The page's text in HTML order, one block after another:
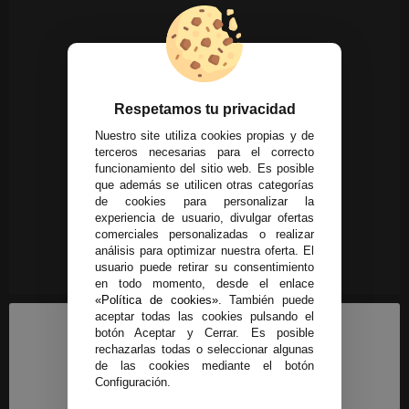
Respetamos tu privacidad
Nuestro site utiliza cookies propias y de
terceros necesarias para el correcto
funcionamiento del sitio web. Es posible
que además se utilicen otras categorías
de cookies para personalizar la
experiencia de usuario, divulgar ofertas
comerciales personalizadas o realizar
análisis para optimizar nuestra oferta. El
usuario puede retirar su consentimiento
en todo momento, desde el enlace
«Política de cookies». También puede
aceptar todas las cookies pulsando el
botón Aceptar y Cerrar. Es posible
rechazarlas todas o seleccionar algunas
de las cookies mediante el botón
Configuración.